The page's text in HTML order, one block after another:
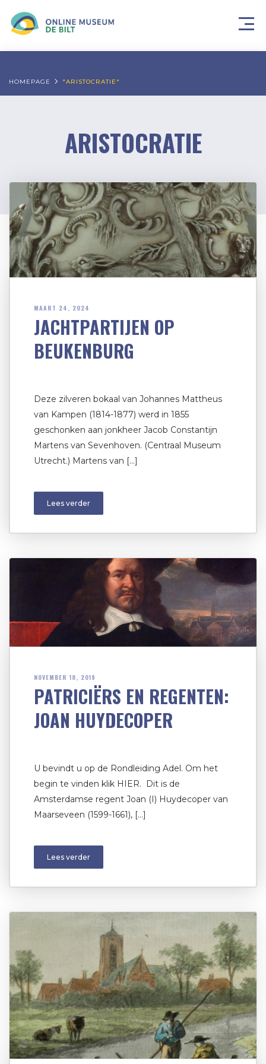
HOMEPAGE "ARISTOCRATIE"
ARISTOCRATIE
MAART 24, 2024
JACHTPARTIJEN OP
BEUKENBURG
Deze zilveren bokaal van Johannes Mattheus
van Kampen (1814-1877) werd in 1855
geschonken aan jonkheer Jacob Constantijn
Martens van Sevenhoven. (Centraal Museum
Utrecht.) Martens van […]
Lees verder
NOVEMBER 18, 2019
PATRICIËRS EN REGENTEN:
JOAN HUYDECOPER
U bevindt u op de Rondleiding Adel. Om het
begin te vinden klik HIER. Dit is de
Amsterdamse regent Joan (I) Huydecoper van
Maarseveen (1599-1661), […]
Lees verder